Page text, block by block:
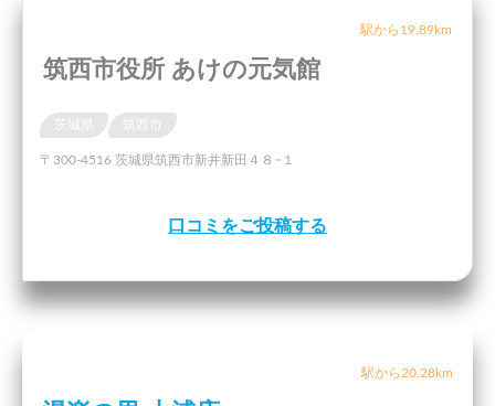
駅から19.89km
筑西市役所 あけの元気館
筑西市
〒300-4516 茨城県筑西市新井新田４８−１
口コミをご投稿する
駅から20.28km